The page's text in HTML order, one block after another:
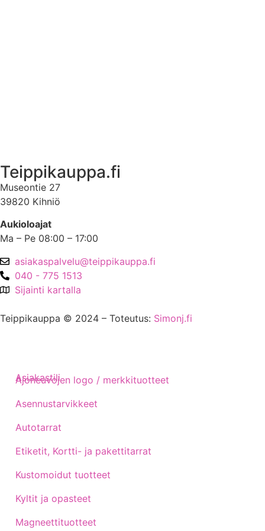
Teippikauppa.fi
Museontie 27
39820 Kihniö
Aukioloajat
Ma – Pe 08:00 – 17:00
asiakaspalvelu@teippikauppa.fi
040 - 775 1513
Sijainti kartalla
Teippikauppa © 2024 – Toteutus: Simonj.fi
Ajoneuvojen logo / merkkituotteet
Asennustarvikkeet
Autotarrat
Etiketit, Kortti- ja pakettitarrat
Kustomoidut tuotteet
Kyltit ja opasteet
Magneettituotteet
Asiakastili